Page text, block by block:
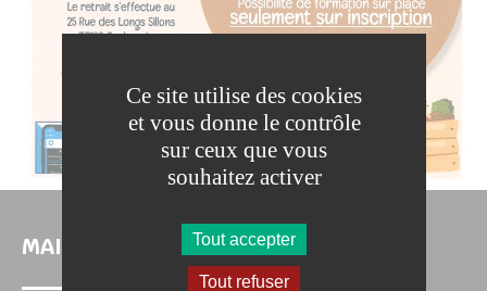
MAIRIE DE VILLIERS SUR MORIN
Ce site utilise des cookies
et vous donne le contrôle
sur ceux que vous
souhaitez activer
Tout accepter
Tout refuser